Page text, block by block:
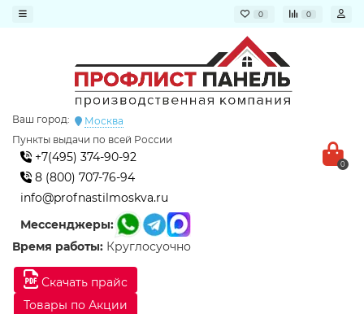
0 0
Скачать прайс
Товары по Акции
Ваш город:
Москва
Пункты выдачи по всей России
+7(495) 374-90-92
8 (800) 707-76-94
info@profnastilmoskva.ru
Мессенджеры:
Время работы: Круглосуочно
0